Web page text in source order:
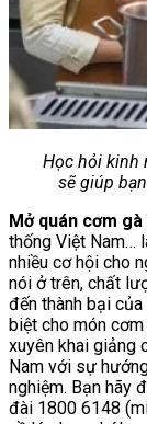
Học hỏi kinh
sẽ giúp
Mở quán cơm
thống Việt Nam…
nhiều cơ hội cho
nói ở trên, chất
đến thành bại
biệt cho món
xuyên khai giảng
Nam với sự
nghiệm. Bạn hãy
đài 1800 6148